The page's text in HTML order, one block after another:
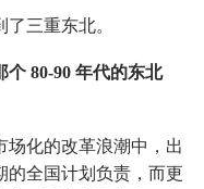
三重东北。
80-90 年代的东北
场化的改革浪潮中，出
全国计划负责，而更